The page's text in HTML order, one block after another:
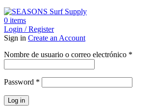
0 items
Login / Register
Sign in Create an Account
Nombre de usuario o correo electrónico *
Password *
Log in